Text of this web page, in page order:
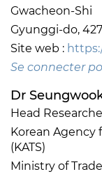
Gwacheon-Shi
Gyunggi-do,
Site web :
Se connecter
Dr
Head
Korean Agency
(KATS)
Ministry of